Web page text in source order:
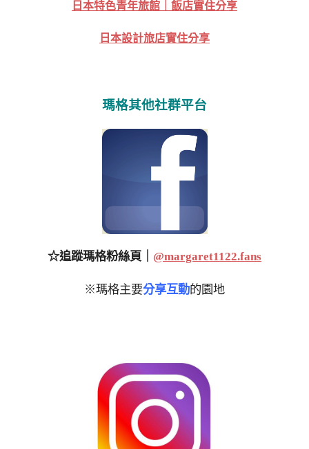
日本特色青年旅館｜飯店實住分享
日本設計旅店實住分享
瑪格其他社群平台
☆追蹤瑪格粉絲頁｜ @margaret1122.fans
※瑪格主要分享互動的園地